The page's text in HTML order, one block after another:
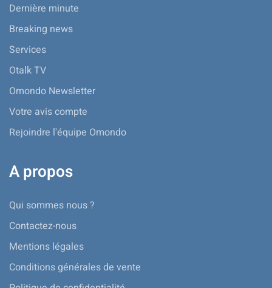
Dernière minute
Breaking news
Services
Otalk TV
Omondo Newsletter
Votre avis compte
Rejoindre l'équipe Omondo
A propos
Qui sommes nous ?
Contactez-nous
Mentions légales
Conditions générales de vente